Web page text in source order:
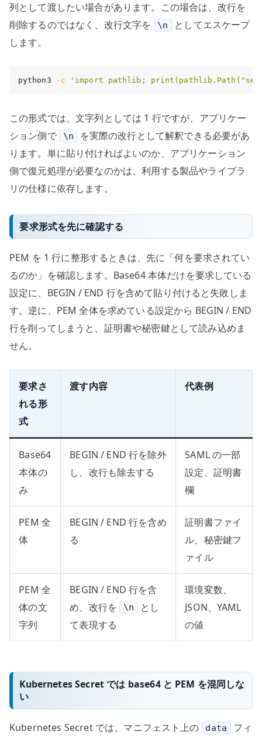
列として渡したい場合があります。この場合は、改行を
削除するのではなく、改行文字を
\n
としてエスケープ
します。
python3 -c 'import pathlib;
この形式では、文字列としては 1 行ですが、アプリケー
ション側で
\n
を実際の改行として解釈できる必要があ
ります。単に貼り付ければよいのか、アプリケーション
側で復元処理が必要なのかは、利用する製品やライブラ
リの仕様に依存します。
要求形式を先に確認する
PEM を 1 行に整形するときは、先に「何を要求されてい
るのか」を確認します。Base64 本体だけを要求している
設定に、BEGIN / END 行を含めて貼り付けると失敗しま
す。逆に、PEM 全体を求めている設定から BEGIN / END
行を削ってしまうと、証明書や秘密鍵として読み込めま
せん。
要求さ
れる形
式
渡す内容 代表例
Base64
本体の
み
BEGIN / END 行を除外
し、改行も除去する
SAML の一部
設定、証明書
欄
PEM 全
体
BEGIN / END 行を含め
る
証明書ファイ
ル、秘密鍵フ
ァイル
PEM 全
体の文
字列
BEGIN / END 行を含
め、改行を
\n
とし
て表現する
環境変数、
JSON、YAML
の値
Kubernetes Secret では base64 と PEM を混同しな
い
Kubernetes Secret では、マニフェスト上の data
フィ